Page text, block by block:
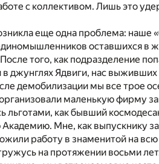
с коллективом. Лишь это
еще одна проблема: наше
оставшихся в
того, как подразделение
джунглях Ядвиги, нас выживших
демобилизации мы все трое
маленькую фирму
льготами, как бывший
Академию. Мне, как выпускнику
работу в знаменитой на
на протяжении восьми